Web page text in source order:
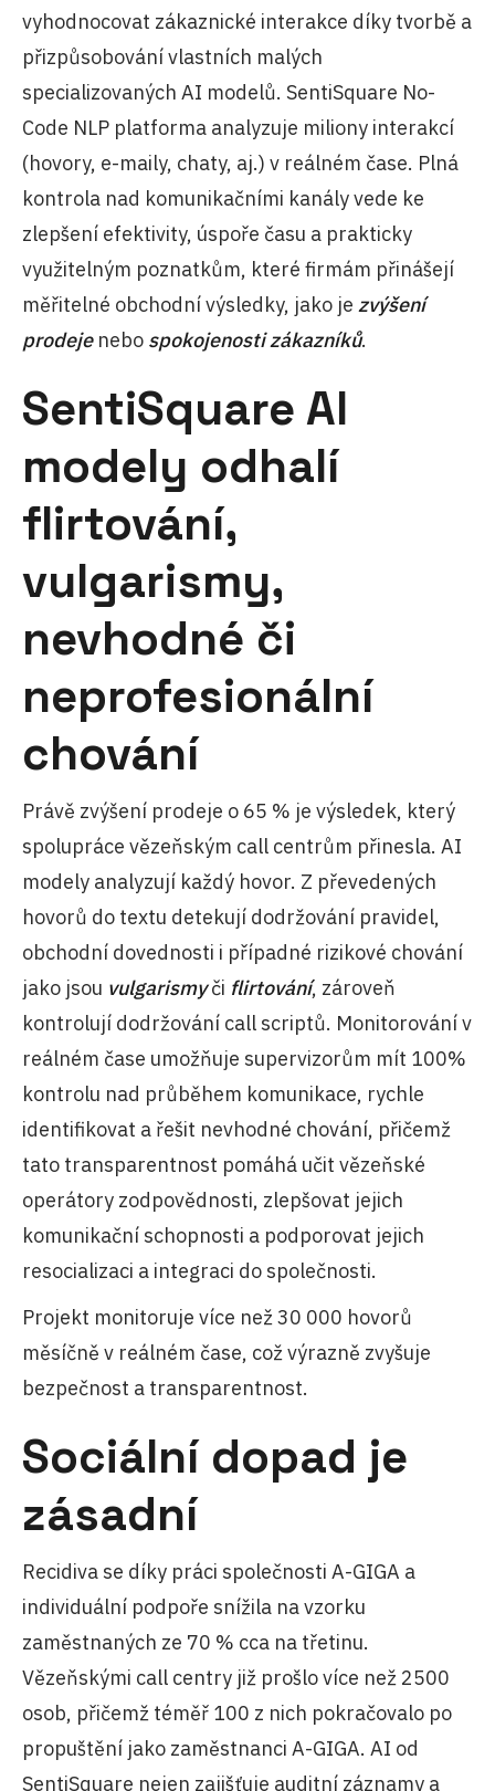
vyhodnocovat zákaznické interakce díky tvorbě a
přizpůsobování vlastních malých
specializovaných AI modelů. SentiSquare No-
Code NLP platforma analyzuje miliony interakcí
(hovory, e-maily, chaty, aj.) v reálném čase. Plná
kontrola nad komunikačními kanály vede ke
zlepšení efektivity, úspoře času a prakticky
využitelným poznatkům, které firmám přinášejí
měřitelné obchodní výsledky, jako je zvýšení
prodejenebo spokojenosti zákazníků.
SentiSquare AI
modely odhalí
flirtování,
vulgarismy,
nevhodné či
neprofesionální
chování
Právě zvýšení prodeje o 65 % je výsledek, který
spolupráce vězeňským call centrům přinesla. AI
modely analyzují každý hovor. Z převedených
hovorů do textu detekují dodržování pravidel,
obchodní dovednosti i případné rizikové chování
jako jsou vulgarismyči flirtování, zároveň
kontrolují dodržování call scriptů. Monitorování v
reálném čase umožňuje supervizorům mít 100%
kontrolu nad průběhem komunikace, rychle
identifikovat a řešit nevhodné chování, přičemž
tato transparentnost pomáhá učit vězeňské
operátory zodpovědnosti, zlepšovat jejich
komunikační schopnosti a podporovat jejich
resocializaci a integraci do společnosti.
Projekt monitoruje více než 30 000 hovorů
měsíčně v reálném čase, což výrazně zvyšuje
bezpečnost a transparentnost.
Sociální dopad je
zásadní
Recidiva se díky práci společnosti A-GIGA a
individuální podpoře snížila na vzorku
zaměstnaných ze 70 % cca na třetinu.
Vězeňskými call centry již prošlo více než 2500
osob, přičemž téměř 100 z nich pokračovalo po
propuštění jako zaměstnanci A-GIGA. AI od
SentiSquare nejen zajišťuje auditní záznamy a